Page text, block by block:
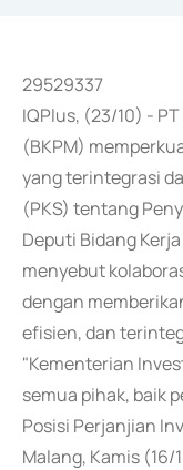
29529337
IQPlus, (23/10) -
(BKPM)
yang terintegrasi
(PKS) tentang
Deputi Bidang
menyebut
dengan
efisien, dan
"Kementerian
semua pihak, baik
Posisi Perjanjian
Malang, Kamis (16/